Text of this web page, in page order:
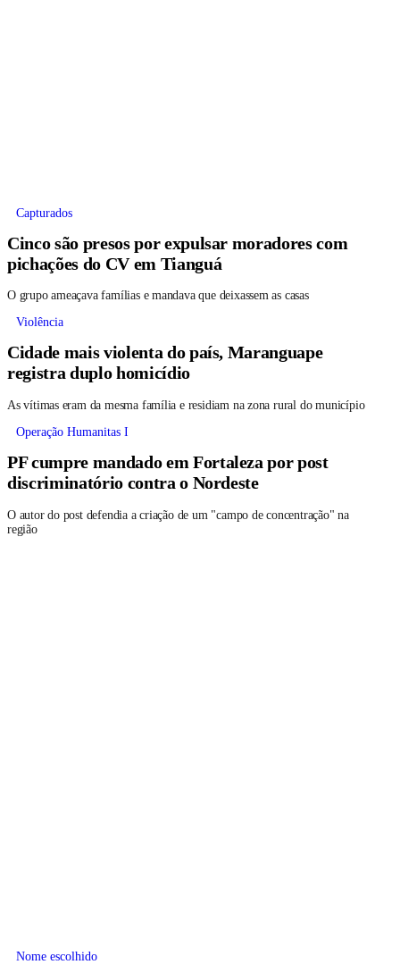
Capturados
Cinco são presos por expulsar moradores com
pichações do CV em Tianguá
O grupo ameaçava famílias e mandava que deixassem as casas
Violência
Cidade mais violenta do país, Maranguape
registra duplo homicídio
As vítimas eram da mesma família e residiam na zona rural do município
Operação Humanitas I
PF cumpre mandado em Fortaleza por post
discriminatório contra o Nordeste
O autor do post defendia a criação de um "campo de concentração" na
região
Nome escolhido